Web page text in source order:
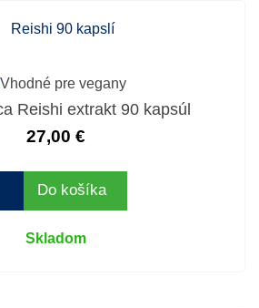
Reishi extrakt 90 kapsúl
27,00 €
Do košíka
Skladom